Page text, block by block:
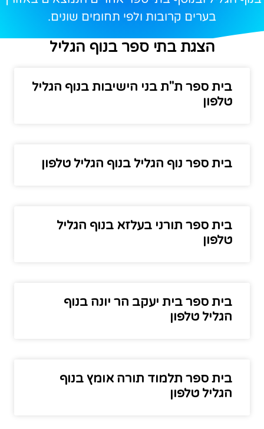
בערים קרובות ולפי תחומים שונים.
הצגת בתי ספר בנוף הגליל
בית ספר ת"ת בני הישיבות בנוף הגליל
טלפון
בית ספר נוף הגליל בנוף הגליל טלפון
בית ספר תורני בעלזא בנוף הגליל
טלפון
בית ספר בית יעקב הר יונה בנוף
הגליל טלפון
בית ספר תלמוד תורה אומץ בנוף
הגליל טלפון